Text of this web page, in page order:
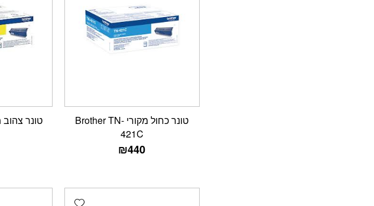
טונר כחול מקורי Brother TN-
421C
₪440
Add wishlist